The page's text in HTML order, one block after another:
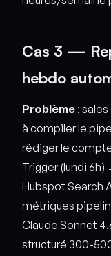
Cas 3 —
hebdo
Problème :
à compiler le
rédiger le
Trigger (lundi
Hubspot Search
métriques
Claude Sonnet
structuré 300-